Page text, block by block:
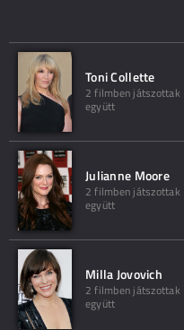
Toni Collette
2 filmben játszottak
együtt
Julianne Moore
2 filmben játszottak
együtt
Milla Jovovich
2 filmben játszottak
együtt